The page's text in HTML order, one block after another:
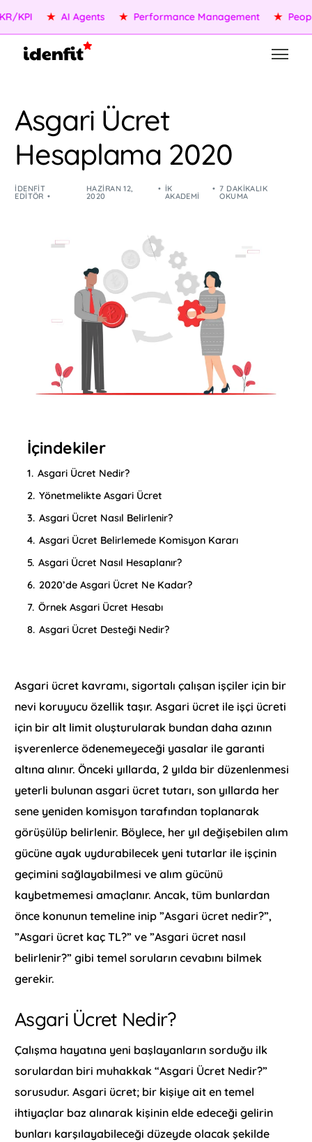
★ AI Agents ★ Performance Management ★ People
Asgari Ücret
Hesaplama 2020
IDENFIT
EDITÖR
HAZIRAN 12,
2020
İK
AKADEMI
7 DAKIKALIK
OKUMA
İçindekiler
1. Asgari Ücret Nedir?
2. Yönetmelikte Asgari Ücret
3. Asgari Ücret Nasıl Belirlenir?
4. Asgari Ücret Belirlemede Komisyon Kararı
5. Asgari Ücret Nasıl Hesaplanır?
6. 2020’de Asgari Ücret Ne Kadar?
7. Örnek Asgari Ücret Hesabı
8. Asgari Ücret Desteği Nedir?
Asgari ücret kavramı, sigortalı çalışan işçiler için bir
nevi koruyucu özellik taşır. Asgari ücret ile işçi ücreti
için bir alt limit oluşturularak bundan daha azının
işverenlerce ödenemeyeceği yasalar ile garanti
altına alınır. Önceki yıllarda, 2 yılda bir düzenlenmesi
yeterli bulunan asgari ücret tutarı, son yıllarda her
sene yeniden komisyon tarafından toplanarak
görüşülüp belirlenir. Böylece, her yıl değişebilen alım
gücüne ayak uydurabilecek yeni tutarlar ile işçinin
geçimini sağlayabilmesi ve alım gücünü
kaybetmemesi amaçlanır. Ancak, tüm bunlardan
önce konunun temeline inip ”Asgari ücret nedir?”,
”Asgari ücret kaç TL?” ve ”Asgari ücret nasıl
belirlenir?” gibi temel soruların cevabını bilmek
gerekir.
Asgari Ücret Nedir?
Çalışma hayatına yeni başlayanların sorduğu ilk
sorulardan biri muhakkak “Asgari Ücret Nedir?”
sorusudur. Asgari ücret; bir kişiye ait en temel
ihtiyaçlar baz alınarak kişinin elde edeceği gelirin
bunları karşılayabileceği düzeyde olacak şekilde